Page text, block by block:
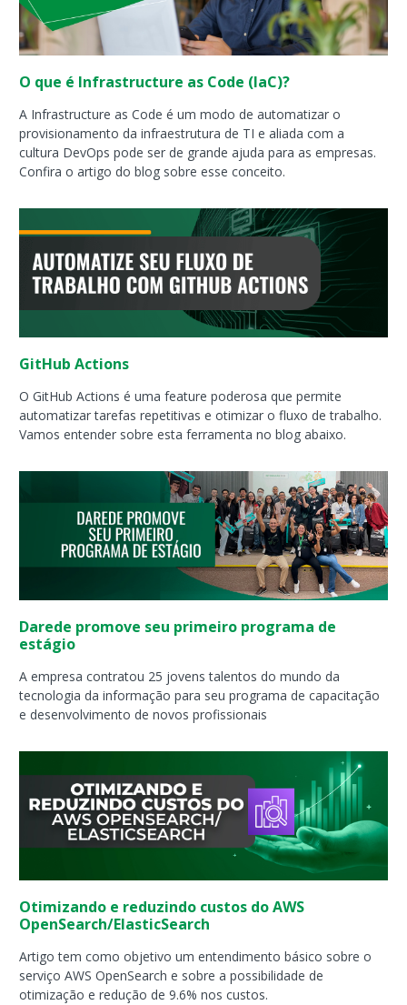
O que é Infrastructure as Code (IaC)?
A Infrastructure as Code é um modo de automatizar o
provisionamento da infraestrutura de TI e aliada com a
cultura DevOps pode ser de grande ajuda para as empresas.
Confira o artigo do blog sobre esse conceito.
GitHub Actions
O GitHub Actions é uma feature poderosa que permite
automatizar tarefas repetitivas e otimizar o fluxo de trabalho.
Vamos entender sobre esta ferramenta no blog abaixo.
Darede promove seu primeiro programa de
estágio
A empresa contratou 25 jovens talentos do mundo da
tecnologia da informação para seu programa de capacitação
e desenvolvimento de novos profissionais
Otimizando e reduzindo custos do AWS
OpenSearch/ElasticSearch
Artigo tem como objetivo um entendimento básico sobre o
serviço AWS OpenSearch e sobre a possibilidade de
otimização e redução de 9.6% nos custos.